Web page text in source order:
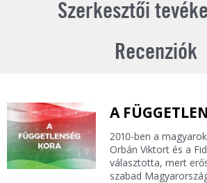
Szerkesztői
Recenziók
A
2010-ben a
Orbán Viktort és a
választotta, mert
szabad